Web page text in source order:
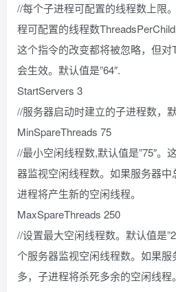
//每个子进程可配置的线程数上限
程可配置的线程数
这个指令的改变都将被忽略，但对
会生效。默认值是”64″.
StartServers 3
//服务器启动时建立的子进程数，默
MinSpareThreads 75
//最小空闲线程数,默认值是”75″。
器监视空闲线程数。如果服务器
进程将产生新的空闲线程。
MaxSpareThreads 250
//设置最大空闲线程数。默认值是
个服务器监视空闲线程数。如果
多，子进程将杀死多余的空闲线